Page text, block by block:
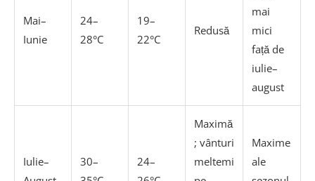
Mai–
Iunie
24–
28°C
19–
22°C
Redusă
mai
mici
față de
iulie–
august
Iulie–
30–
24–
Maximă
; vânturi
meltemi
Maxime
ale